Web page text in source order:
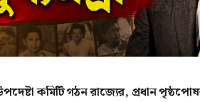
কমিটি গঠন রাজ্যের, প্রধান